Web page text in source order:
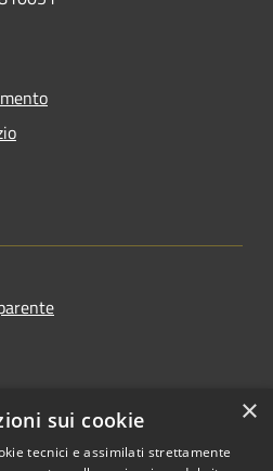
×
sui cookie
tecnici e assimilati strettamente